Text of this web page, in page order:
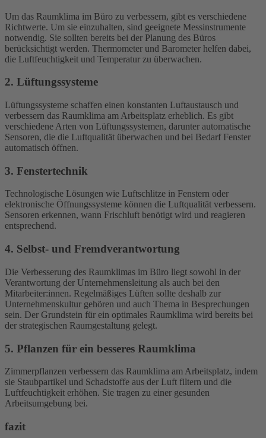
Um das Raumklima im Büro zu verbessern, gibt es verschiedene
Richtwerte. Um sie einzuhalten, sind geeignete Messinstrumente
notwendig. Sie sollten bereits bei der Planung des Büros
berücksichtigt werden. Thermometer und Barometer helfen dabei,
die Luftfeuchtigkeit und Temperatur zu überwachen.
2. Lüftungssysteme
Lüftungssysteme schaffen einen konstanten Luftaustausch und
verbessern das Raumklima am Arbeitsplatz erheblich. Es gibt
verschiedene Arten von Lüftungssystemen, darunter automatische
Sensoren, die die Luftqualität überwachen und bei Bedarf Fenster
automatisch öffnen.
3. Fenstertechnik
Technologische Lösungen wie Luftschlitze in Fenstern oder
elektronische Öffnungssysteme können die Luftqualität verbessern.
Sensoren erkennen, wann Frischluft benötigt wird und reagieren
entsprechend.
4. Selbst- und Fremdverantwortung
Die Verbesserung des Raumklimas im Büro liegt sowohl in der
Verantwortung der Unternehmensleitung als auch bei den
Mitarbeiter:innen. Regelmäßiges Lüften sollte deshalb zur
Unternehmenskultur gehören und auch Thema in Besprechungen
sein. Der Grundstein für ein optimales Raumklima wird bereits bei
der strategischen Raumgestaltung gelegt.
5. Pflanzen für ein besseres Raumklima
Zimmerpflanzen verbessern das Raumklima am Arbeitsplatz, indem
sie Staubpartikel und Schadstoffe aus der Luft filtern und die
Luftfeuchtigkeit erhöhen. Sie tragen zu einer gesunden
Arbeitsumgebung bei.
fazit